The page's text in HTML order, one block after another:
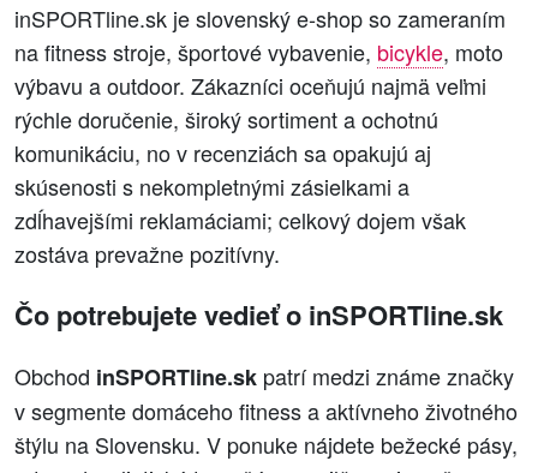
inSPORTline.sk je slovenský e‑shop so zameraním
na fitness stroje, športové vybavenie, bicykle, moto
výbavu a outdoor. Zákazníci oceňujú najmä veľmi
rýchle doručenie, široký sortiment a ochotnú
komunikáciu, no v recenziách sa opakujú aj
skúsenosti s nekompletnými zásielkami a
zdĺhavejšími reklamáciami; celkový dojem však
zostáva prevažne pozitívny.
Čo potrebujete vedieť o inSPORTline.sk
Obchod inSPORTline.sk patrí medzi známe značky
v segmente domáceho fitness a aktívneho životného
štýlu na Slovensku. V ponuke nájdete bežecké pásy,